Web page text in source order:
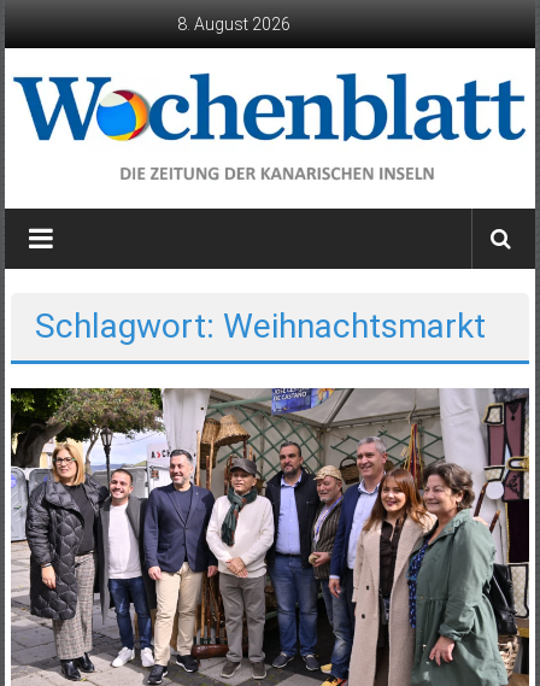
8. August 2026
Wochenblatt
die
Kanarischen
Inseln
Schlagwort: Weihnachtsmarkt